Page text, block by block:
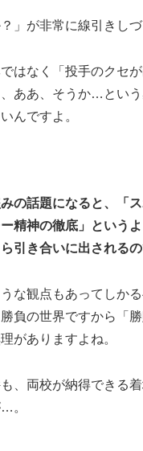
」が非常に線引きし
はなく「投手のクセ
ああ、そうか…とい
んですよ。
の話題になると、「
精神の徹底」という
引き合いに出されるの
な観点もあってしか
負の世界ですから「
がありますよね。
、両校が納得できる
。